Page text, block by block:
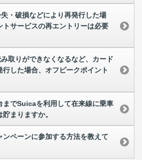
・破損などにより再発行した場
トサービスの再エントリーは必要
取りができなくなるなど、カード
行した場合、オフピークポイント
までSuicaを利用して在来線に乗車
まりますか。
ンペーンに参加する方法を教えて